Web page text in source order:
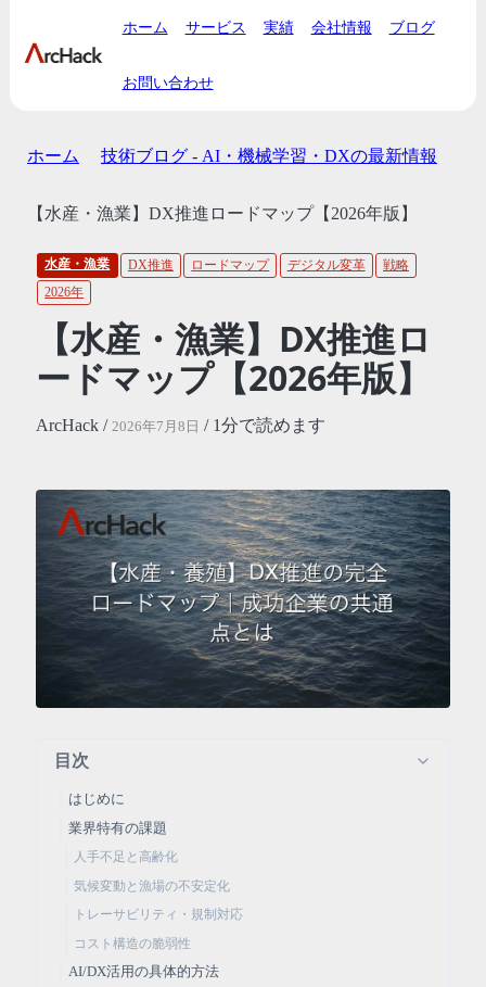
ホーム サービス 実績 会社情報 ブログ
お問い合わせ
ホーム 技術ブログ - AI・機械学習・DXの最新情報
【水産・漁業】DX推進ロードマップ【2026年版】
水産・漁業 DX推進 ロードマップ デジタル変革
戦略
2026年
【水産・漁業】DX推進ロ
ードマップ【2026年版】
ArcHack / 2026年7月8日 / 1分で読めます
目次
はじめに
業界特有の課題
人手不足と高齢化
気候変動と漁場の不安定化
トレーサビリティ・規制対応
コスト構造の脆弱性
AI/DX活用の具体的方法